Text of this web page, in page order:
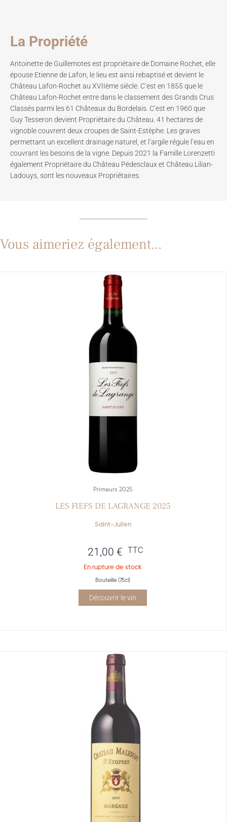
La Propriété
Antoinette de Guillemotes est propriétaire de Domaine Rochet, elle
épouse Etienne de Lafon, le lieu est ainsi rebaptisé et devient le
Château Lafon-Rochet au XVIIème siècle. C’est en 1855 que le
Château Lafon-Rochet entre dans le classement des Grands Crus
Classés parmi les 61 Châteaux du Bordelais. C’est en 1960 que
Guy Tesseron devient Propriétaire du Château. 41 hectares de
vignoble couvrent deux croupes de Saint-Estèphe. Les graves
permettant un excellent drainage naturel, et l’argile régule l’eau en
couvrant les besoins de la vigne. Depuis 2021 la Famille Lorenzetti
également Propriétaire du Château Pédesclaux et Château Lilian-
Ladouys, sont les nouveaux Propriétaires.
Vous aimeriez également...
Primeurs 2025
LES FIEFS DE LAGRANGE 2025
Saint-Julien
21,00 € TTC
En rupture de stock
Bouteille (75cl)
Découvrir le vin